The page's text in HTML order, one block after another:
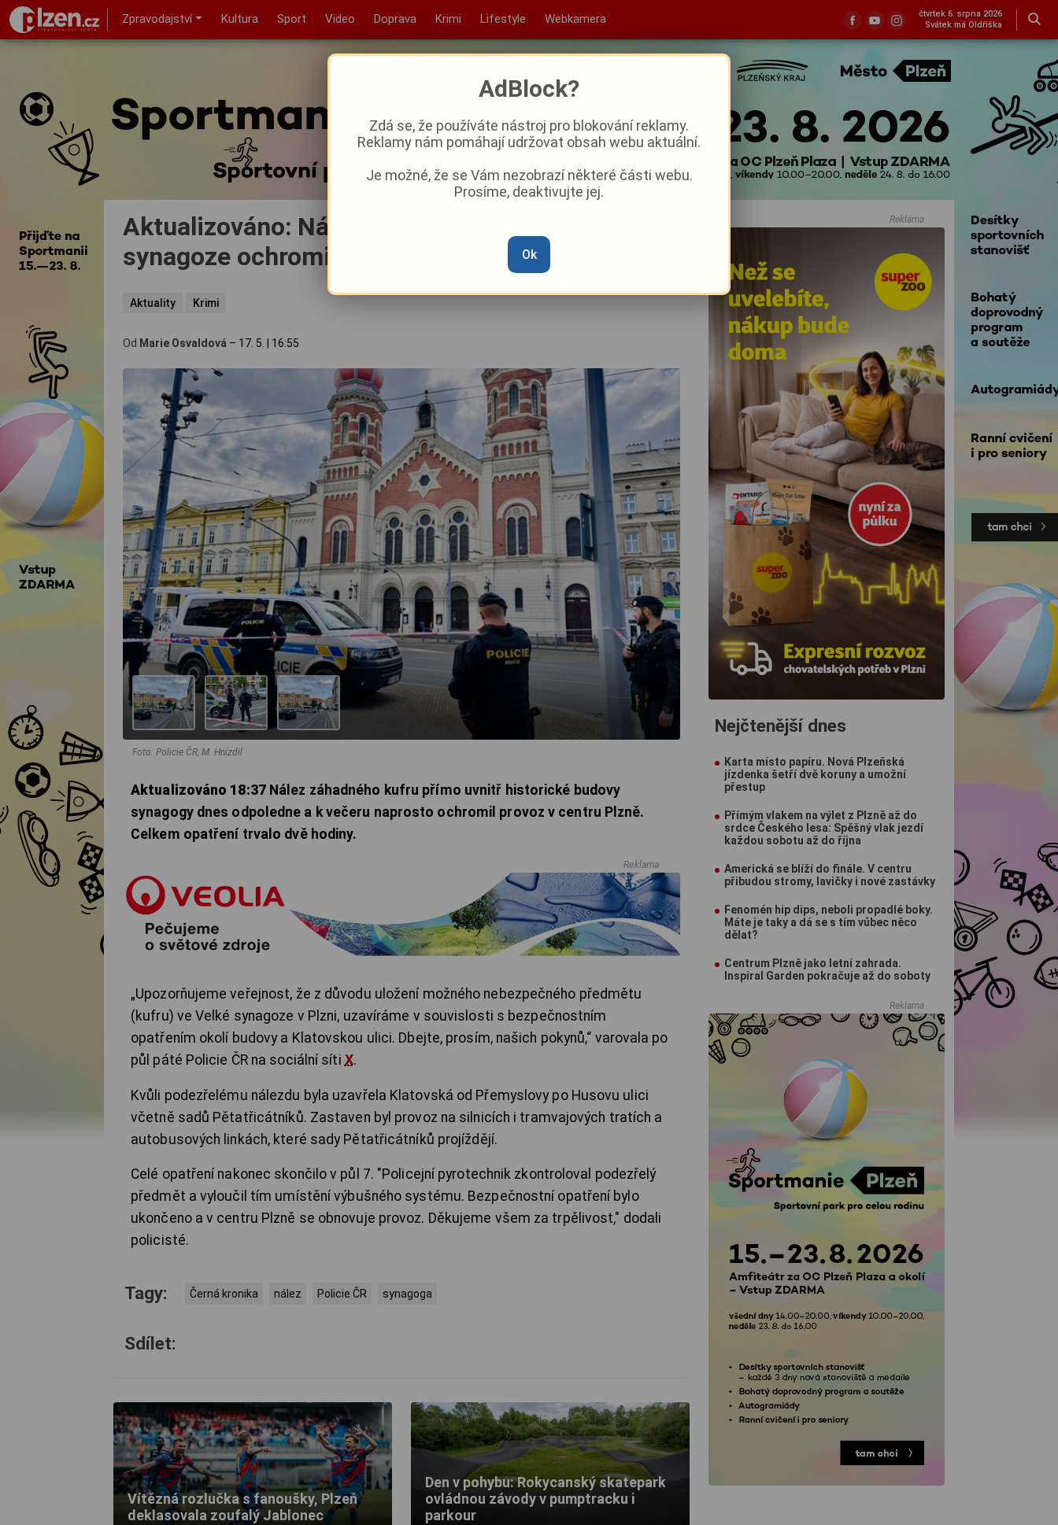
Zpravodajství Kultura Sport Video Doprava Krimi Lifestyle Webkamera
čtvrtek 6. srpna 2026
Svátek má Oldřiška
Aktualizováno: Nález podezřelého kufru v
synagoze ochromil centrum
Aktuality Krimi
Od Marie Osvaldová – 17. 5. 16:55
Foto: Policie ČR, M. Hnízdil
Aktualizováno 18:37 Nález záhadného kufru přímo uvnitř historické budovy
synagogy dnes odpoledne a k večeru naprosto ochromil provoz v centru Plzně.
Celkem opatření trvalo dvě hodiny.
Reklama
„Upozorňujeme veřejnost, že z důvodu uložení možného nebezpečného předmětu
(kufru) ve Velké synagoze v Plzni, uzavíráme v souvislosti s bezpečnostním
opatřením okolí budovy a Klatovskou ulici. Dbejte, prosím, našich pokynů,“ varovala po
půl páté Policie ČR na sociální síti X.
Kvůli podezřelému nálezdu byla uzavřela Klatovská od Přemyslovy po Husovu ulici
včetně sadů Pětatřicátníků. Zastaven byl provoz na silnicích i tramvajových tratích a
autobusových linkách, které sady Pětatřicátníků projíždějí.
Celé opatření nakonec skončilo v půl 7. "Policejní pyrotechnik zkontroloval podezřelý
předmět a vyloučil tím umístění výbušného systému. Bezpečnostní opatření bylo
ukončeno a v centru Plzně se obnovuje provoz. Děkujeme všem za trpělivost," dodali
policisté.
Tagy: Černá kronika nález Policie ČR synagoga
Sdílet:
Vítězná rozlučka s fanoušky, Plzeň
deklasovala zoufalý Jablonec
Den v pohybu: Rokycanský skatepark
ovládnou závody v pumptracku i
parkour
Reklama
Nejčtenější dnes
Karta místo papíru. Nová Plzeňská
jízdenka šetří dvě koruny a umožní
přestup
Přímým vlakem na výlet z Plzně až do
srdce Českého lesa: Spěšný vlak jezdí
každou sobotu až do října
Americká se blíží do finále. V centru
přibudou stromy, lavičky i nové zastávky
Fenomén hip dips, neboli propadlé boky.
Máte je taky a dá se s tím vůbec něco
dělat?
Centrum Plzně jako letní zahrada.
Inspiral Garden pokračuje až do soboty
Reklama
AdBlock?
Zdá se, že používáte nástroj pro blokování reklamy.
Reklamy nám pomáhají udržovat obsah webu aktuální.
Je možné, že se Vám nezobrazí některé části webu.
Prosíme, deaktivujte jej.
Ok